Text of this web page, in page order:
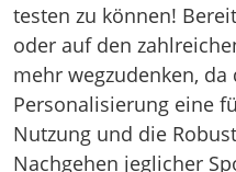
testen zu können!
oder auf den
mehr wegzudenken,
Personalisierung eine
Nutzung und die
Nachgehen jeglicher